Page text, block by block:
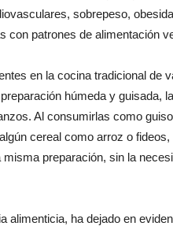
sobrepeso,
con patrones de alimentación
en la cocina tradicional de
húmeda y guisada,
Al consumirlas como
cereal como arroz o
preparación, sin la
alimenticia, ha dejado en